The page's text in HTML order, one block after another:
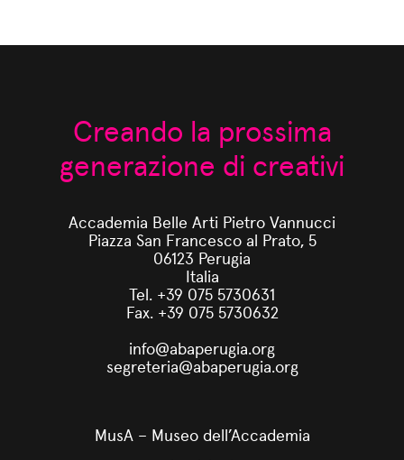
Creando la prossima
generazione di creativi
Accademia Belle Arti Pietro Vannucci
Piazza San Francesco al Prato, 5
06123 Perugia
Italia
Tel. +39 075 5730631
Fax. +39 075 5730632
info@abaperugia.org
segreteria@abaperugia.org
MusA – Museo dell’Accademia